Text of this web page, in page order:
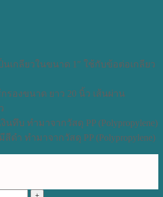
นเกลียวในขนาด 1″ ใช้กับข้อต่อเกลียว
รองขนาด ยาว 20 นิ้ว เส้นผ่าน
ทึบ ทำมาจากวัสดุ PP (Polypropylene)
ดำ ทำมาจากวัสดุ PP (Polypropylene)